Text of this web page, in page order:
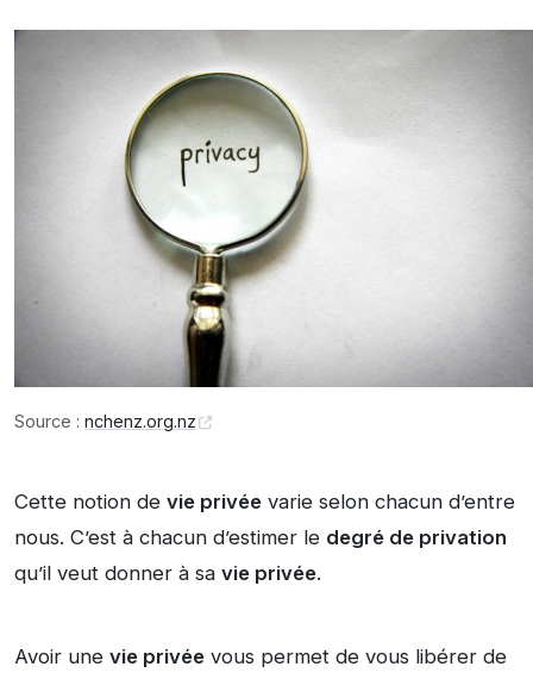
Source : nchenz.org.nz
Cette notion de vie privée varie selon chacun d’entre
nous. C’est à chacun d’estimer le degré de privation
qu’il veut donner à sa vie privée.
Avoir une vie privée vous permet de vous libérer de